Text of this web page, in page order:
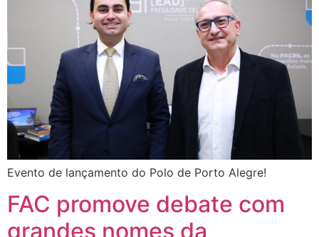
Evento de lançamento do Polo de Porto Alegre!
FAC promove debate com
grandes nomes da